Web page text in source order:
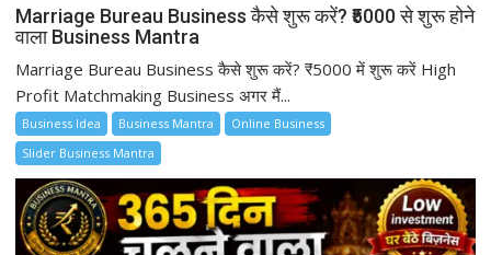
Marriage Bureau Business कैसे शुरू करें? ₹5000 से शुरू होने
वाला Business Mantra
Marriage Bureau Business कैसे शुरू करें? ₹5000 में शुरू करें High
Profit Matchmaking Business अगर मैं...
Business Idea Business Mantra
Online Business
Slider Business Mantra